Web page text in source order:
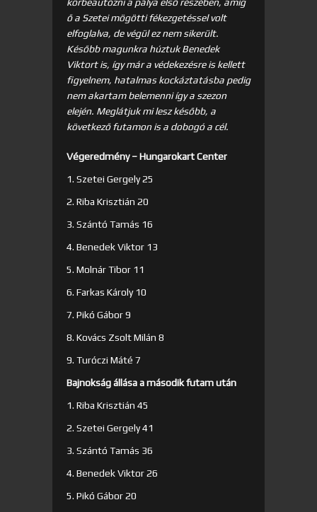
ő a Szetei mögötti fékezgetéssel volt
elfoglalva, de végül ez nem sikerült.
Később magunkra húztuk Benedek
Viktort is, így már a védekezésre is kellett
figyelnem, hatalmas kockáztatásba pedig
nem akartam belemenni így a szezon
elején. Meglátjuk mi lesz később, a
következő futamon is a dobogó a cél.
Végeredmény – Hungarokart Center
1. Szetei Gergely 25
2. Riba Krisztián 20
3. Szántó Tamás 16
4. Benedek Viktor 13
5. Molnár Tibor 11
6. Farkas Károly 10
7. Pikó Gábor 9
8. Kovács Zsolt Milán 8
9. Turóczi Máté 7
Bajnokság állása a második futam után
1. Riba Krisztián 45
2. Szetei Gergely 41
3. Szántó Tamás 36
4. Benedek Viktor 26
5. Pikó Gábor 20